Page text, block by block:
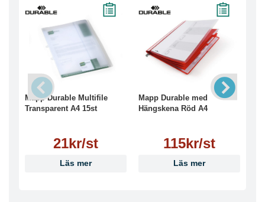
Mapp Durable Multifile
Transparent A4 15st
21kr/st
Läs mer
Mapp Durable med
Hängskena Röd A4
115kr/st
Läs mer